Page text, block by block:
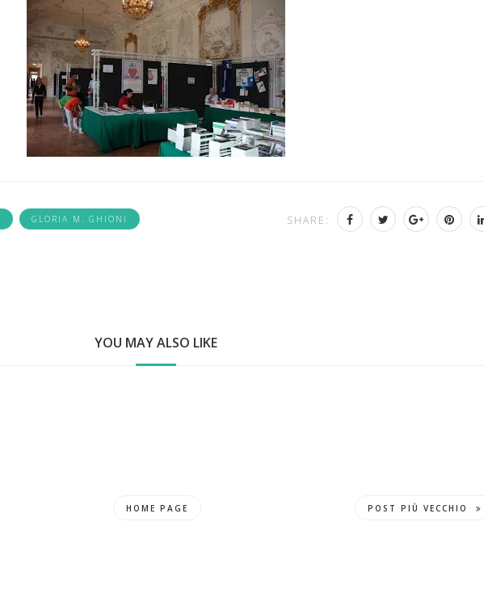
GLORIA M. GHIONI
SHARE:
YOU MAY ALSO LIKE
HOME PAGE POST PIÙ VECCHIO